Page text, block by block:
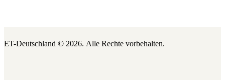
ET-Deutschland © 2026. Alle Rechte vorbehalten.